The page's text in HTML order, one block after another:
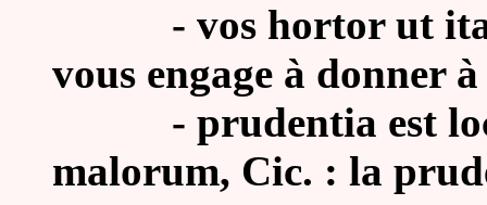
- vos hortor ut ita
vous engage à donner
- prudentia est
malorum, Cic. : la